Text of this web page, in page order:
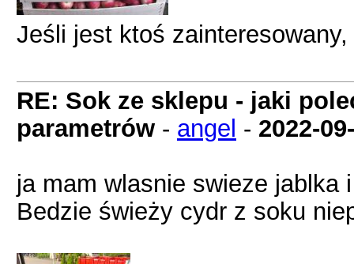
Jeśli jest ktoś
RE: Sok ze sklepu - jaki
parametrów - angel - 2022-
ja mam wlasnie swieze jablka
Bedzie świeży cydr z soku